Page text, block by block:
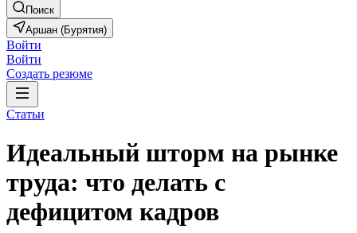
Поиск
Аршан (Бурятия)
Войти
Войти
Создать резюме
Статьи
Идеальный шторм на рынке
труда: что делать с
дефицитом кадров